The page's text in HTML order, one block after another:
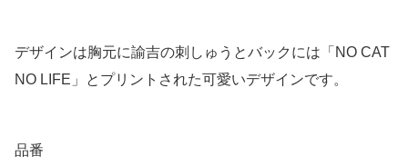
デザインは胸元に諭吉の刺しゅうとバックには「NO CAT
NO LIFE」とプリントされた可愛いデザインです。
品番